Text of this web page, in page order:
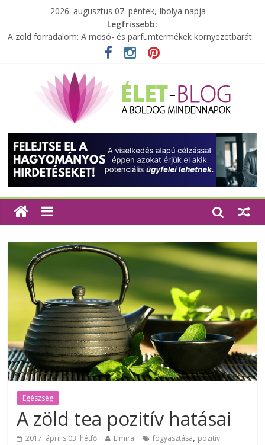
2026. augusztus 07. péntek, Ibolya napja
Legfrissebb:
A zöld forradalom: A mosó- és parfümtermékek környezetbarát
szempontjainak erősítése
Elérhető zöld energia mindenki számára
Tartalék ajándék, amit szívesen megtartasz magadnak
Különleges tömörfa ládák Indiából
Egészség
A zöld tea pozitív hatásai
2017. április 03. hétfő Elmira fogyasztása, pozitív